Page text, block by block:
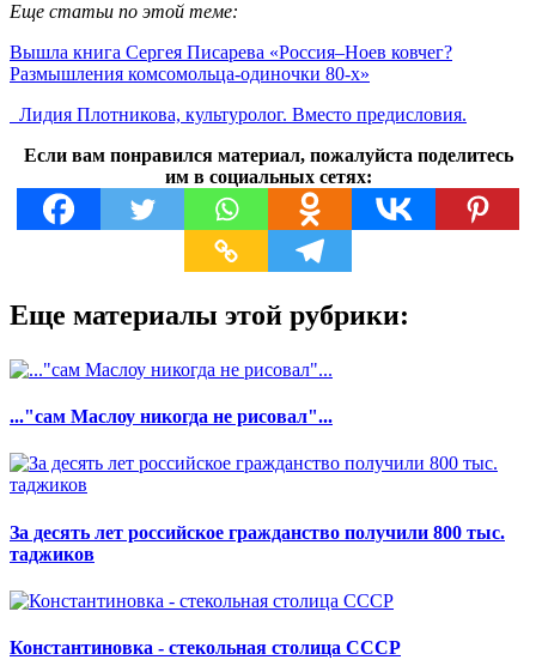
Еще статьи по этой теме:
Вышла книга Сергея Писарева «Россия–Ноев ковчег?
Размышления комсомольца-одиночки 80-х»
Лидия Плотникова, культуролог. Вместо предисловия.
Если вам понравился материал, пожалуйста поделитесь
им в социальных сетях:
Еще материалы этой рубрики:
..."сам Маслоу никогда не рисовал"...
За десять лет российское гражданство получили 800 тыс.
таджиков
Константиновка - стекольная столица СССР